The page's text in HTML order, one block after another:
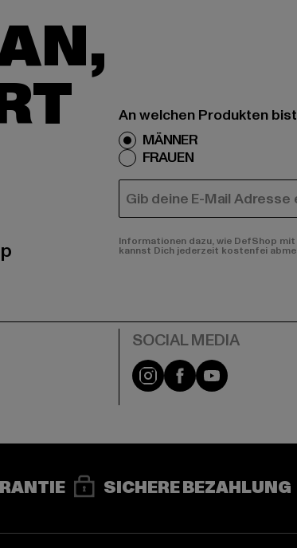
An welchen Produkten
MÄNNER
FRAUEN
E-MAIL
Informationen dazu, wie DefShop
kannst Dich jederzeit kostenfei
Instagram
FacebookYouTube
SICHERE BEZAHLUNG